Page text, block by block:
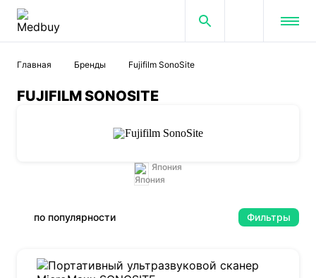
Главная Бренды Fujifilm SonoSite
Япония
FUJIFILM SONOSITE
по популярности Фильтры